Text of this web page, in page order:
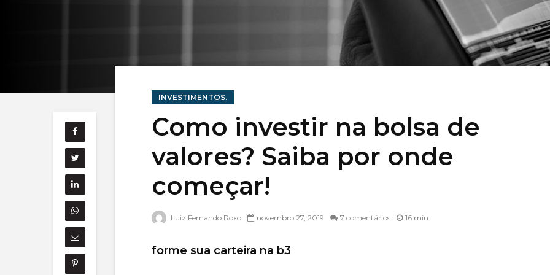
INVESTIMENTOS.
Como investir na bolsa de
valores? Saiba por onde
começar!
Luiz Fernando Roxo novembro 27, 2019 7 comentários 16 min
forme sua carteira na b3